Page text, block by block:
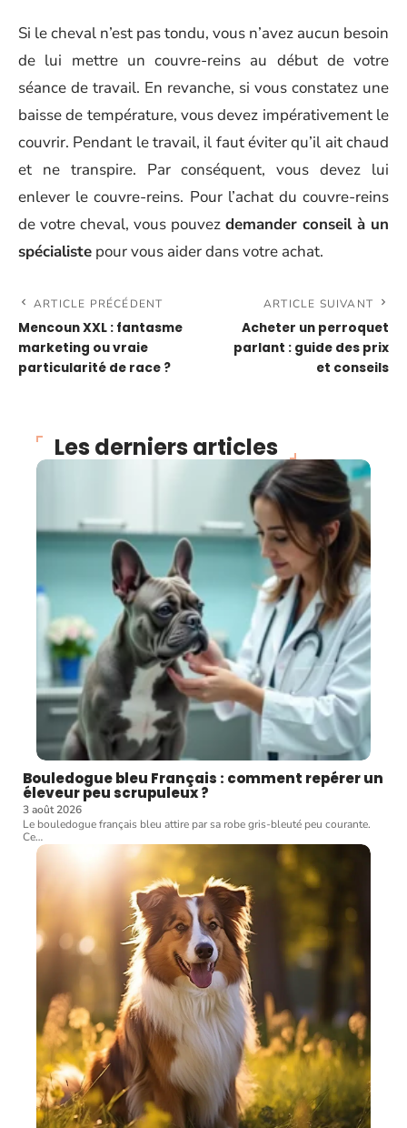
Si le cheval n’est pas tondu, vous n’avez aucun besoin
de lui mettre un couvre-reins au début de votre
séance de travail. En revanche, si vous constatez une
baisse de température, vous devez impérativement le
couvrir. Pendant le travail, il faut éviter qu’il ait chaud
et ne transpire. Par conséquent, vous devez lui
enlever le couvre-reins. Pour l’achat du couvre-reins
de votre cheval, vous pouvez demander conseil à un
spécialiste pour vous aider dans votre achat.
ARTICLE PRÉCÉDENT
Mencoun XXL : fantasme
marketing ou vraie
particularité de race ?
ARTICLE SUIVANT
Acheter un perroquet
parlant : guide des prix
et conseils
Les derniers articles
Bouledogue bleu Français : comment repérer un
éleveur peu scrupuleux ?
3 août 2026
Le bouledogue français bleu attire par sa robe gris-bleuté peu courante.
Ce…